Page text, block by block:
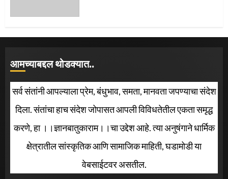
आमच्याबद्दल थोडक्यात..
सर्व संतांनी आपल्याला प्रेम, बंधुभाव, समता, मानवता जपण्याचा संदेश
दिला. संतांचा हाच संदेश जोपासत आपली विविधतेतील एकता समृद्ध
करणे, हा ।।ज्ञानबातुकाराम।।चा उद्देश आहे. त्या अनुषंगाने धार्मिक
क्षेत्रातील सांस्कृतिक आणि सामाजिक माहिती, घडामोडी या
वेबसाईटवर असतील.